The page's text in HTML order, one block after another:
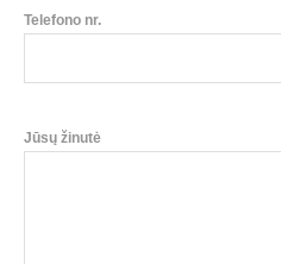
Telefono nr.
Jūsų žinutė